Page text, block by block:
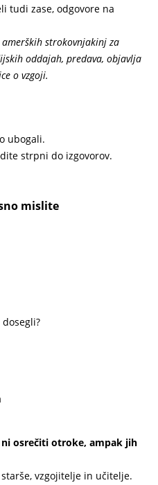
tudi zase, odgovore na
strokovnjakinj za
oddajah, predava, objavlja
o vzgoji.
ubogali.
strpni do izgovorov.
mislite
ni osrečiti otroke, ampak jih
vzgojitelje in učitelje.